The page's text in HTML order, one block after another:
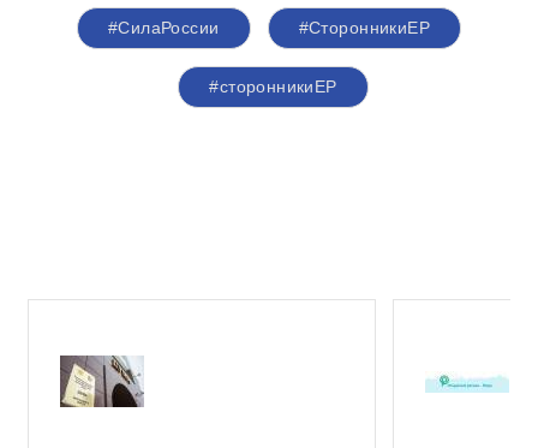
#СилаРоссии #СторонникиЕР
#сторонникиЕР